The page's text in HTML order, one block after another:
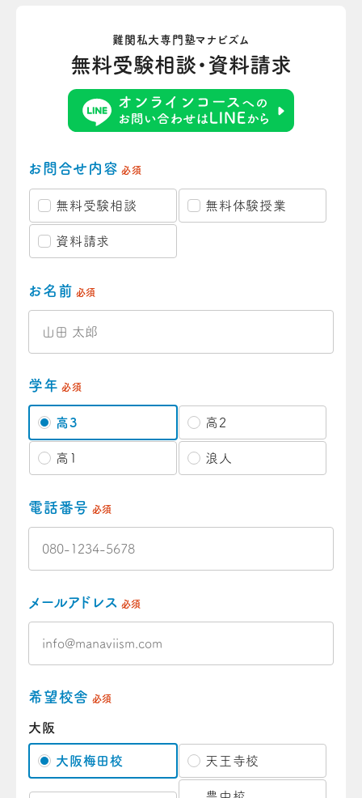
難関私大専門塾マナビズム
無料受験相談・資料請求
お問合せ内容 必須
無料受験相談 無料体験授業
資料請求
お名前 必須
学年 必須
高3 高2
高1 浪人
電話番号 必須
メールアドレス 必須
希望校舎 必須
大阪
大阪梅田校 天王寺校